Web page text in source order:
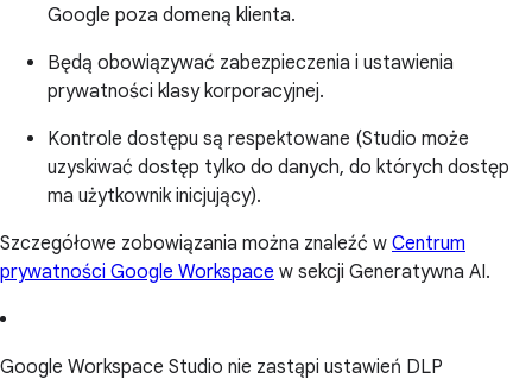
Google poza domeną klienta.
Będą obowiązywać zabezpieczenia i ustawienia
prywatności klasy korporacyjnej.
Kontrole dostępu są respektowane (Studio może
uzyskiwać dostęp tylko do danych, do których dostęp
ma użytkownik inicjujący).
Szczegółowe zobowiązania można znaleźć w Centrum
prywatności Google Workspace w sekcji Generatywna AI.
Google Workspace Studio nie zastąpi ustawień DLP